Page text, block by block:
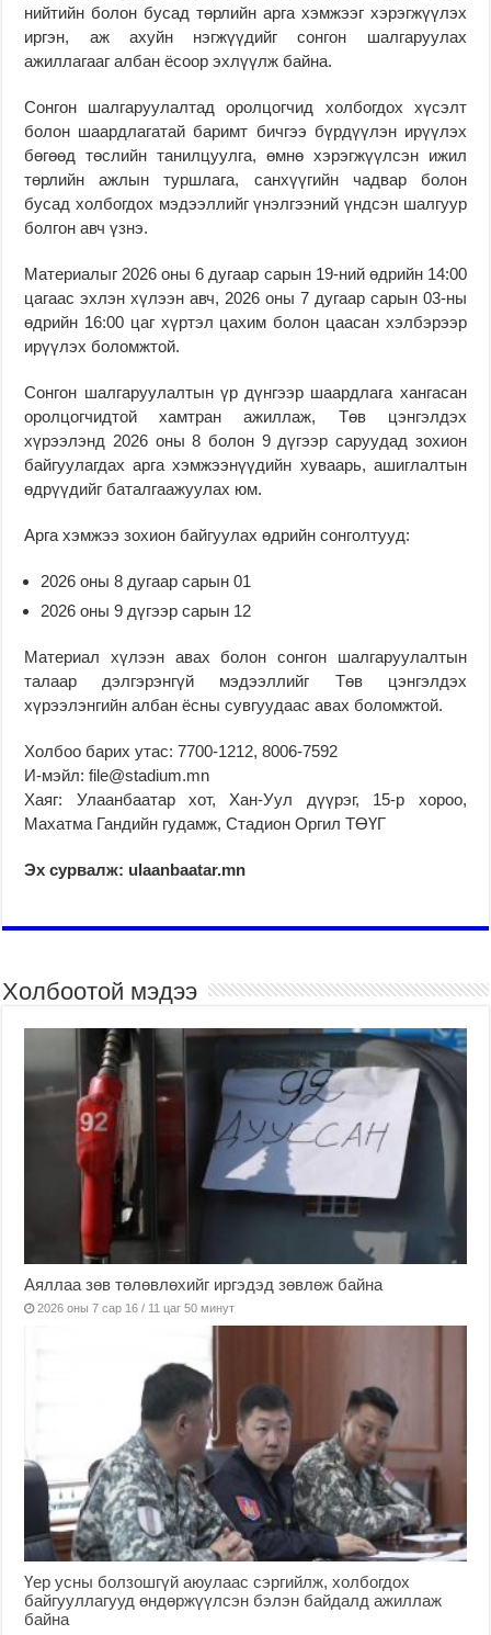
нийтийн болон бусад төрлийн арга хэмжээг хэрэгжүүлэх
иргэн, аж ахуйн нэгжүүдийг сонгон шалгаруулах
ажиллагааг албан ёсоор эхлүүлж байна.
Сонгон шалгаруулалтад оролцогчид холбогдох хүсэлт
болон шаардлагатай баримт бичгээ бүрдүүлэн ирүүлэх
бөгөөд төслийн танилцуулга, өмнө хэрэгжүүлсэн ижил
төрлийн ажлын туршлага, санхүүгийн чадвар болон
бусад холбогдох мэдээллийг үнэлгээний үндсэн шалгуур
болгон авч үзнэ.
Материалыг 2026 оны 6 дугаар сарын 19-ний өдрийн 14:00
цагаас эхлэн хүлээн авч, 2026 оны 7 дугаар сарын 03-ны
өдрийн 16:00 цаг хүртэл цахим болон цаасан хэлбэрээр
ирүүлэх боломжтой.
Сонгон шалгаруулалтын үр дүнгээр шаардлага хангасан
оролцогчидтой хамтран ажиллаж, Төв цэнгэлдэх
хүрээлэнд 2026 оны 8 болон 9 дүгээр саруудад зохион
байгуулагдах арга хэмжээнүүдийн хуваарь, ашиглалтын
өдрүүдийг баталгаажуулах юм.
Арга хэмжээ зохион байгуулах өдрийн сонголтууд:
2026 оны 8 дугаар сарын 01
2026 оны 9 дүгээр сарын 12
Материал хүлээн авах болон сонгон шалгаруулалтын
талаар дэлгэрэнгүй мэдээллийг Төв цэнгэлдэх
хүрээлэнгийн албан ёсны сувгуудаас авах боломжтой.
Холбоо барих утас: 7700-1212, 8006-7592
И-мэйл: file@stadium.mn
Хаяг: Улаанбаатар хот, Хан-Уул дүүрэг, 15-р хороо,
Махатма Гандийн гудамж, Стадион Оргил ТӨҮГ
Эх сурвалж: ulaanbaatar.mn
Холбоотой мэдээ
Аяллаа зөв төлөвлөхийг иргэдэд зөвлөж байна
2026 оны 7 сар 16 / 11 цаг 50 минут
Үер усны болзошгүй аюулаас сэргийлж, холбогдох
байгууллагууд өндөржүүлсэн бэлэн байдалд ажиллаж
байна